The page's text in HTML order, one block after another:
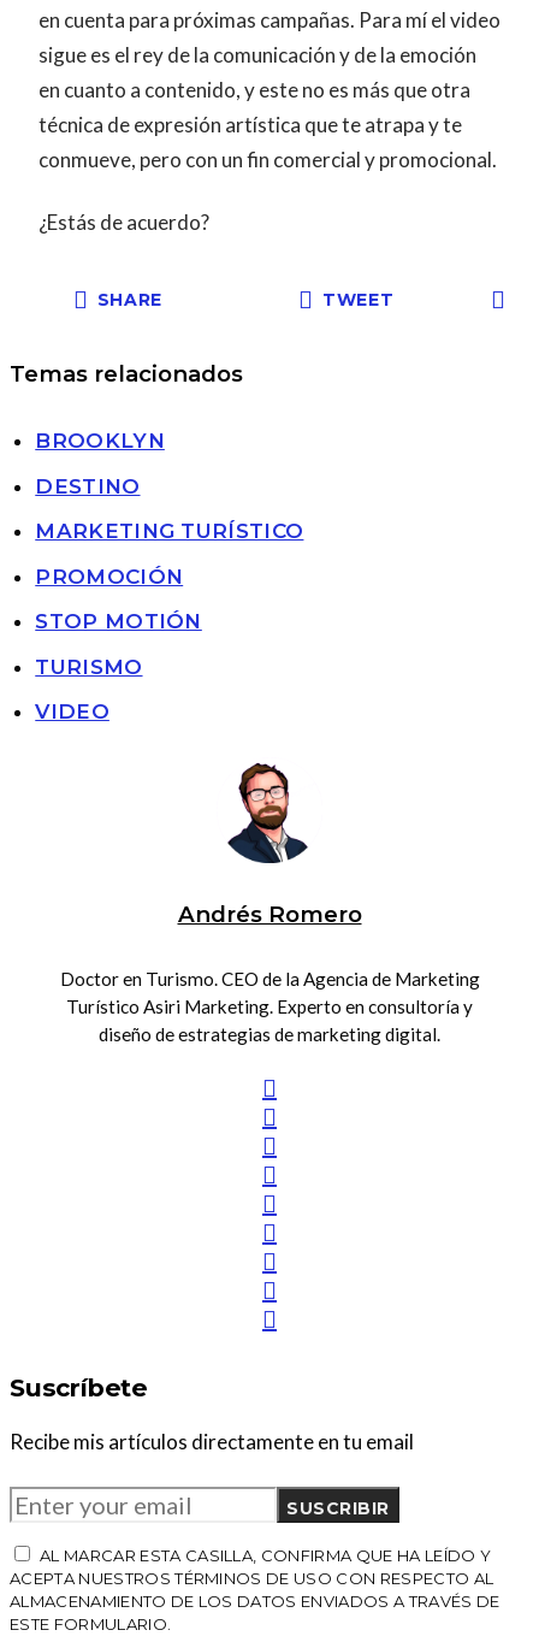
en cuenta para próximas campañas. Para mí el video
sigue es el rey de la comunicación y de la emoción
en cuanto a contenido, y este no es más que otra
técnica de expresión artística que te atrapa y te
conmueve, pero con un fin comercial y promocional.
¿Estás de acuerdo?
SHARE TWEET
Temas relacionados
BROOKLYN
DESTINO
MARKETING TURÍSTICO
PROMOCIÓN
STOP MOTIÓN
TURISMO
VIDEO
Andrés Romero
Doctor en Turismo. CEO de la Agencia de Marketing
Turístico Asiri Marketing. Experto en consultoría y
diseño de estrategias de marketing digital.
Suscríbete
Recibe mis artículos directamente en tu email
SUSCRIBIR
AL MARCAR ESTA CASILLA, CONFIRMA QUE HA LEÍDO Y
ACEPTA NUESTROS TÉRMINOS DE USO CON RESPECTO AL
ALMACENAMIENTO DE LOS DATOS ENVIADOS A TRAVÉS DE
ESTE FORMULARIO.